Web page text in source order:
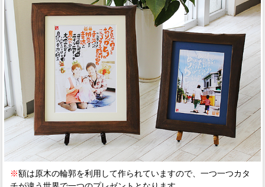
※額は原木の輪郭を利用して作られていますので、一つ一つカタ